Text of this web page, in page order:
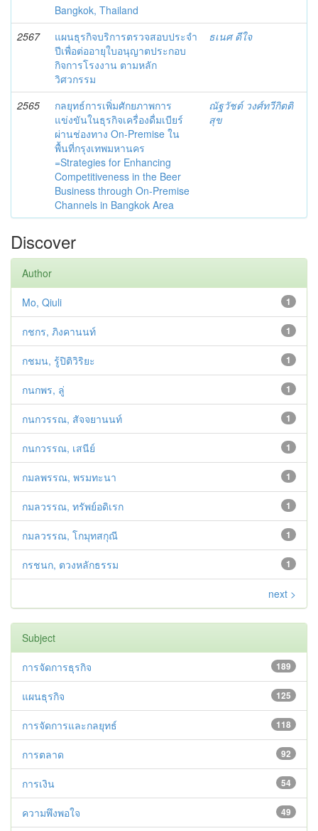
Bangkok, Thailand
2567
แผนธุรกิจบริการตรวจสอบประจำ
ปีเพื่อต่ออายุใบอนุญาตประกอบ
กิจการโรงงาน ตามหลัก
วิศวกรรม
ธเนศ ดีใจ
2565
กลยุทธ์การเพิ่มศักยภาพการ
แข่งขันในธุรกิจเครื่องดื่มเบียร์
ผ่านช่องทาง On-Premise ใน
พื้นที่กรุงเทพมหานคร
=Strategies for Enhancing
Competitiveness in the Beer
Business through On-Premise
Channels in Bangkok Area
ณัฐวัชต์ วงศ์ทวีกิตติ
สุข
Discover
Author
1
Mo, Qiuli
1
กชกร, ภิงคานนท์
1
กชมน, รู้ปิติวิริยะ
1
กนกพร, ลู่
1
กนกวรรณ, สัจจยานนท์
1
กนกวรรณ, เสนีย์
1
กมลพรรณ, พรมทะนา
1
กมลวรรณ, ทรัพย์อดิเรก
1
กมลวรรณ, โกมุทสกุณี
1
กรชนก, ตวงหลักธรรม
next >
Subject
189
การจัดการธุรกิจ
125
แผนธุรกิจ
118
การจัดการและกลยุทธ์
92
การตลาด
54
การเงิน
49
ความพึงพอใจ